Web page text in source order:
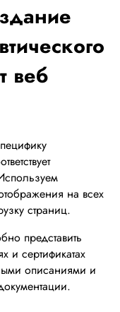
веб
на всех
страниц.
представить
и сертификатах
описаниями и